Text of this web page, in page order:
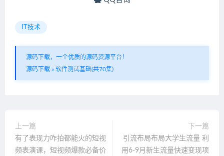
IT技术
源码下载，一个优质的源码资源平台！
源码下载 » 软件测试基础(共70集)
上一篇
有了表现力咋拍都能火的短视
频表演课，短视频爆款必备价
下一篇
引流布局布局大学生流量 利
用6-9月新生流量快速变现项